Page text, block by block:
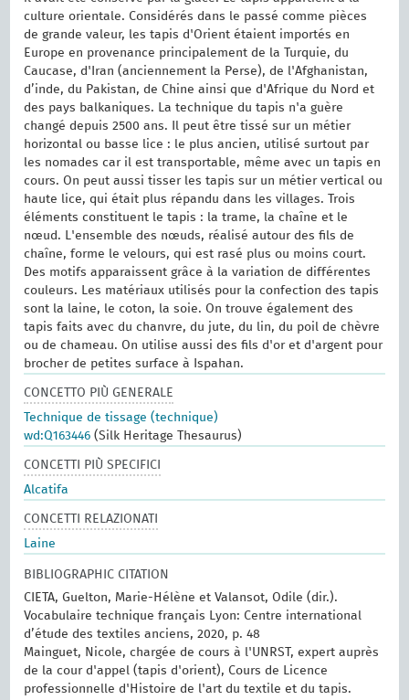
culture orientale. Considérés dans le passé comme pièces
de grande valeur, les tapis d'Orient étaient importés en
Europe en provenance principalement de la Turquie, du
Caucase, d'Iran (anciennement la Perse), de l'Afghanistan,
d’inde, du Pakistan, de Chine ainsi que d'Afrique du Nord et
des pays balkaniques. La technique du tapis n'a guère
changé depuis 2500 ans. Il peut être tissé sur un métier
horizontal ou basse lice : le plus ancien, utilisé surtout par
les nomades car il est transportable, même avec un tapis en
cours. On peut aussi tisser les tapis sur un métier vertical ou
haute lice, qui était plus répandu dans les villages. Trois
éléments constituent le tapis : la trame, la chaîne et le
nœud. L'ensemble des nœuds, réalisé autour des fils de
chaîne, forme le velours, qui est rasé plus ou moins court.
Des motifs apparaissent grâce à la variation de différentes
couleurs. Les matériaux utilisés pour la confection des tapis
sont la laine, le coton, la soie. On trouve également des
tapis faits avec du chanvre, du jute, du lin, du poil de chèvre
ou de chameau. On utilise aussi des fils d'or et d'argent pour
brocher de petites surface à Ispahan.
CONCETTO PIÙ GENERALE
Technique de tissage (technique)
wd:Q163446 (Silk Heritage Thesaurus)
CONCETTI PIÙ SPECIFICI
Alcatifa
CONCETTI RELAZIONATI
Laine
BIBLIOGRAPHIC CITATION
CIETA, Guelton, Marie-Hélène et Valansot, Odile (dir.).
Vocabulaire technique français Lyon: Centre international
d’étude des textiles anciens, 2020, p. 48
Mainguet, Nicole, chargée de cours à l'UNRST, expert auprès
de la cour d'appel (tapis d'orient), Cours de Licence
professionnelle d'Histoire de l'art du textile et du tapis.